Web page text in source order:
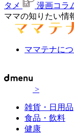
タメ
漫画コラ
ママの知りたい情
ママテナに
>
雑貨・日用品
食品・飲料
健康